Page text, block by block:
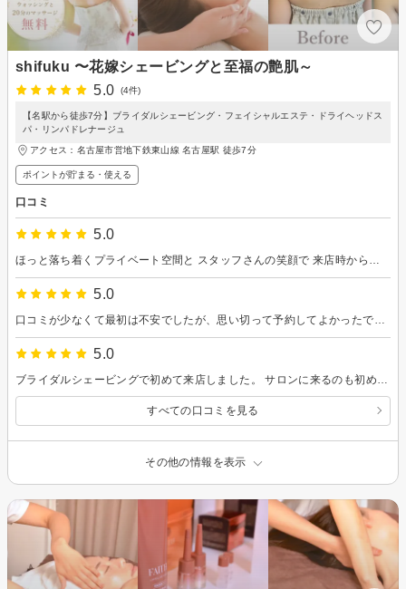
shifuku 〜花嫁シェービングと至福の艶肌～
5.0
(4件)
【名駅から徒歩7分】ブライダルシェービング・フェイシャルエステ・ドライヘッドス
パ・リンパドレナージュ
アクセス：名古屋市営地下鉄東山線 名古屋駅 徒歩7分
ポイントが貯まる・使える
口コミ
5.0
5.0
5.0
すべての口コミを見る
その他の情報を表示